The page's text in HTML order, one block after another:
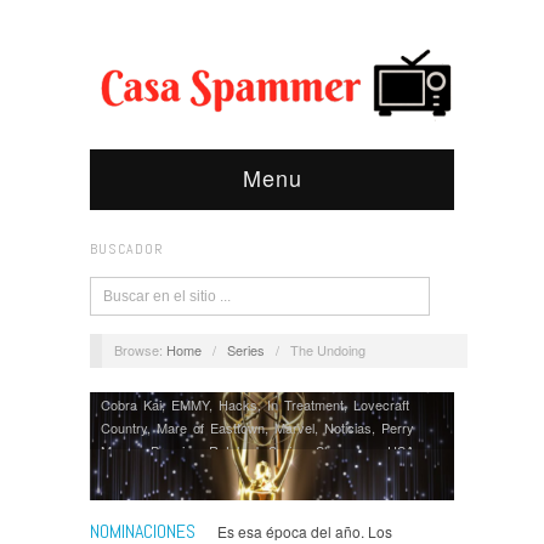
Menu
BUSCADOR
Browse: Home / Series / The Undoing
NOMINACIONES
Cobra Kai, EMMY, Hacks,In Treatment, Lovecraft
Country,Mare of Easttown,Marvel,Noticias, Perry
Mason,Premios , Ratched,Series ,Shameless USA
Star Wars,Ted Lasso ,The Boys The Crown , The
Falcon and the Winter Soldier,The Flight Attendant,
Es esa época del año. Los